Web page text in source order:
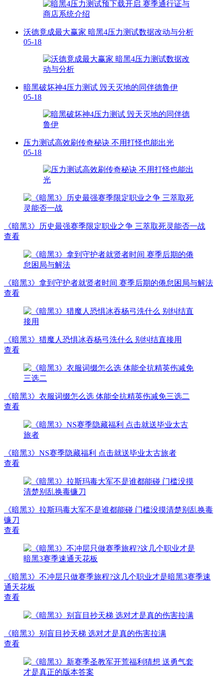
沃德竟成最大赢家 暗黑4压力测试数据改动与分析
05-18
暗黑破坏神4压力测试 毁天灭地的同伴德鲁伊
05-18
压力测试高效刷传奇秘诀 不用打怪也能出光
05-18
《暗黑3》历史最强赛季限定职业之争 三萃取死灵能否一战
查看
《暗黑3》拿到守护者就贤者时间 赛季后期的倦怠困局与解法
查看
《暗黑3》猎魔人恐惧冰吞杨弓洗什么 别纠结直接用
查看
《暗黑3》衣服词缀怎么选 体能全抗精英伤减免三选二
查看
《暗黑3》NS赛季隐藏福利 点击就送毕业太古旅者
查看
《暗黑3》拉斯玛毒大军不是谁都能碰 门槛没摸清楚别乱换毒
镰刀
查看
《暗黑3》不冲层只做赛季旅程?这几个职业才是暗黑3赛季速
通天花板
查看
《暗黑3》别盲目抄天梯 选对才是真的伤害拉满
查看